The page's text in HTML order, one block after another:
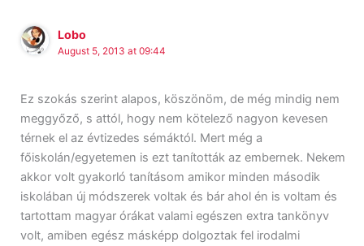
Lobo
August 5, 2013 at 09:44
Ez szokás szerint alapos, köszönöm, de még mindig nem
meggyőző, s attól, hogy nem kötelező nagyon kevesen
térnek el az évtizedes sémáktól. Mert még a
főiskolán/egyetemen is ezt tanították az embernek. Nekem
akkor volt gyakorló tanításom amikor minden második
iskolában új módszerek voltak és bár ahol én is voltam és
tartottam magyar órákat valami egészen extra tankönyv
volt, amiben egész másképp dolgoztak fel irodalmi